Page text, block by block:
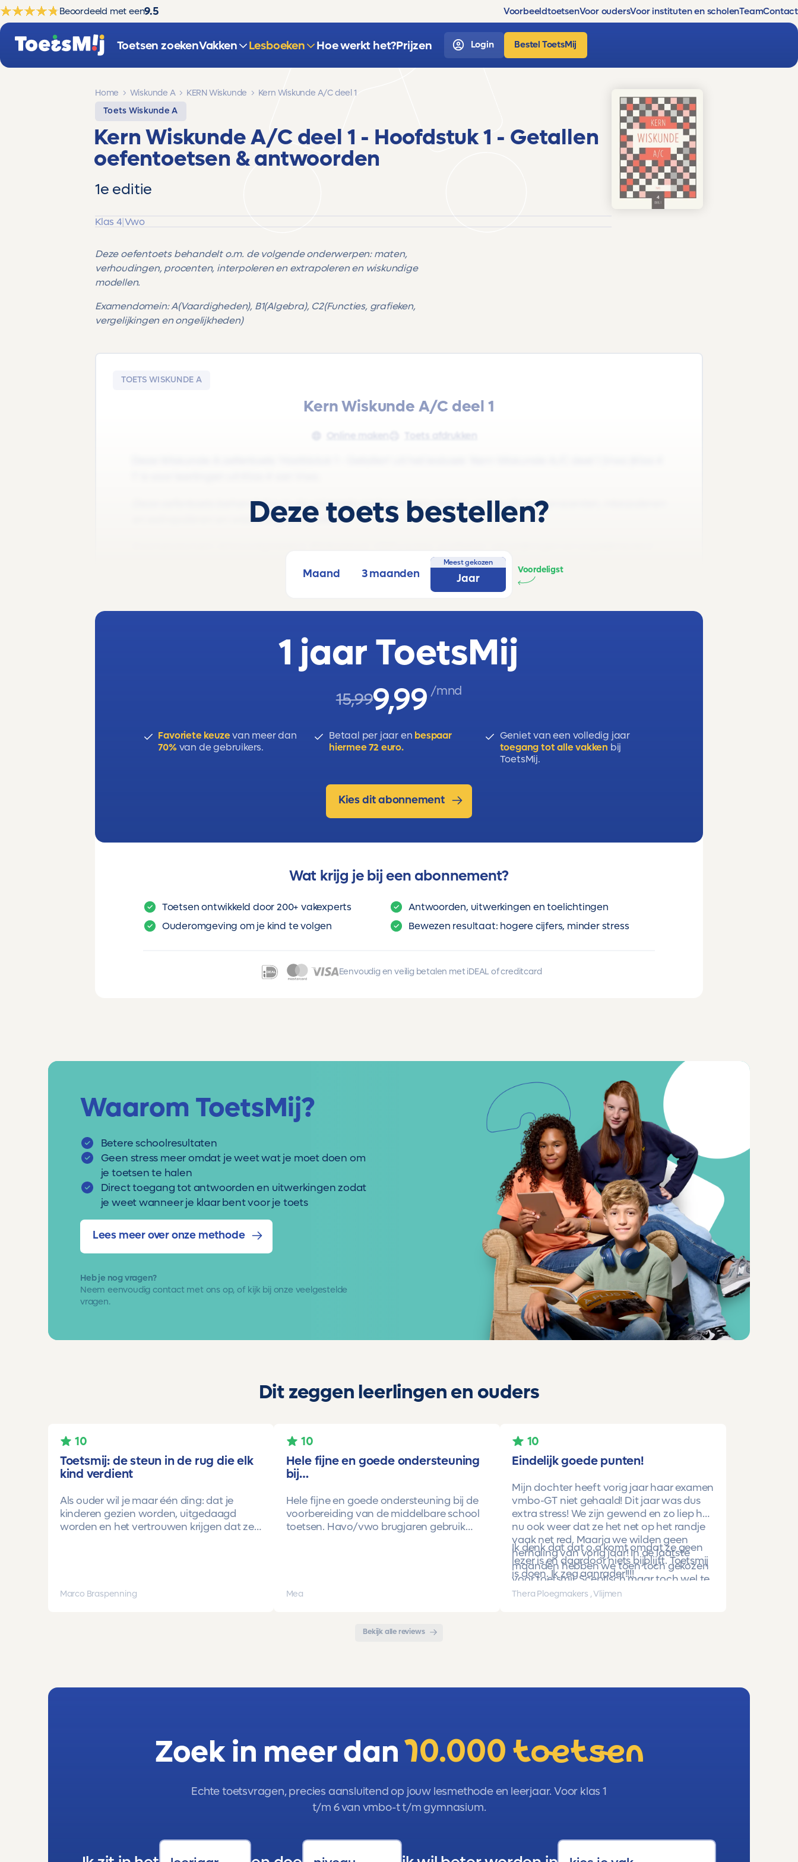
Beoordeeld met een9.5 VoorbeeldtoetsenVoor oudersVoor instituten en scholenTeamContact
Toetsen zoekenVakken Lesboeken Hoe werkt het?Prijzen Login Bestel ToetsMij
Home Wiskunde A KERN Wiskunde
Kern Wiskunde A/C deel 1
Toets Wiskunde A
Kern Wiskunde A/C deel 1 - Hoofdstuk 1 - Getallen
oefentoetsen & antwoorden
1e editie
Klas 4|Vwo
Deze oefentoets behandelt o.m. de volgende onderwerpen: maten,
verhoudingen, procenten, interpoleren en extrapoleren en wiskundige
modellen.
Examendomein: A(Vaardigheden), B1(Algebra), C2(Functies, grafieken,
vergelijkingen en ongelijkheden)
TOETS WISKUNDE A
Kern Wiskunde A/C deel 1
Online maken Toets afdrukken
Deze oefentoets behandelt o.m. de volgende onderwerpen: maten, verhoudingen, procenten, interpoleren
en extrapoleren en wiskundige modellen.Deze toets bestellen?
Maand 3 maanden
Meest gekozen
Jaar
Voordeligst
1 jaar ToetsMij
15,999,99 /mnd
Favoriete keuzevan meer dan
70%van de gebruikers.
Betaal per jaar en bespaar
hiermee 72 euro.
Geniet van een volledig jaar
toegang tot alle vakken bij
ToetsMij.
Kies dit abonnement
Wat krijg je bij een abonnement?
Toetsen ontwikkeld door 200+ vakexperts
Antwoorden, uitwerkingen en toelichtingen
Ouderomgeving om je kind te volgen
Bewezen resultaat: hogere cijfers, minder stress
Eenvoudig en veilig betalen met iDEAL of creditcard
Waarom ToetsMij?
Betere schoolresultaten
Geen stress meer omdat je weet wat je moet doen om
je toetsen te halen
Direct toegang tot antwoorden en uitwerkingen zodat
je weet wanneer je klaar bent voor je toets
Lees meer over onze methode
Heb je nog vragen?
Neem eenvoudigcontact met ons op, of kijk bij onze veelgestelde
vragen.
Dit zeggen leerlingen en ouders
10
Toetsmij: de steun in de rug die elk
kind verdient
Als ouder wil je maar één ding: dat je
kinderen gezien worden, uitgedaagd
worden en het vertrouwen krijgen dat ze
Onze oudste dochter begon ooit op
de lerarenopleiding. Dat is niet alleen haar
verdienste, maar ook het resultaat van
materialen die haar serieus namen en
aantal vakken op hoger niveau, en juist
daar is Toetsmij een uitkomst. De toetsen
Marco Braspenning
10
Hele fijne en goede ondersteuning
bij…
Hele fijne en goede ondersteuning bij de
voorbereiding van de middelbare school
toetsen. Havo/vwo brugjaren gebruik
opgebouwd. Goede snelle communicatie
Mea
10
Eindelijk goede punten!
Mijn dochter heeft vorig jaar haar examen
vmbo-GT niet gehaald! Dit jaar was dus
extra stress! We zijn gewend en zo liep het
nu ook weer dat ze het net op het randje
vaak net red. Maarja we wilden geen
herhaling van vorig jaar! In de laatste
maanden hebben we toen toch gekozen
voor toetsmij. Sceptisch maar toch wel te
proberen. En nu is ze gewoon geslaagd
Ik denk dat dat o.a komt omdat ze geen
lezer is en daardoor niets bijblijft. Toetsmij
is doen. Ik zeg aanrader!!!!
Thera Ploegmakers , Vlijmen
Bekijk alle reviews
Zoek in meer dan10.000 toetsen
Echte toetsvragen, precies aansluitend op jouw lesmethode en leerjaar. Voor klas 1
t/m 6 van vmbo-t t/m gymnasium.